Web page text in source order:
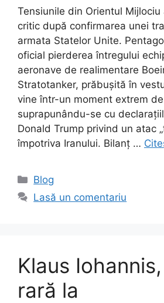
Tensiunile din Orientul
critic după confirmarea unei
armata Statelor Unite.
oficial pierderea întregului
aeronave de realimentare
Stratotanker, prăbușită în
vine într-un moment extrem
suprapunându-se cu
Donald Trump privind un atac
împotriva Iranului. Bilanț …
Categorii
Blog
Lasă un comentariu
Klaus
rară la